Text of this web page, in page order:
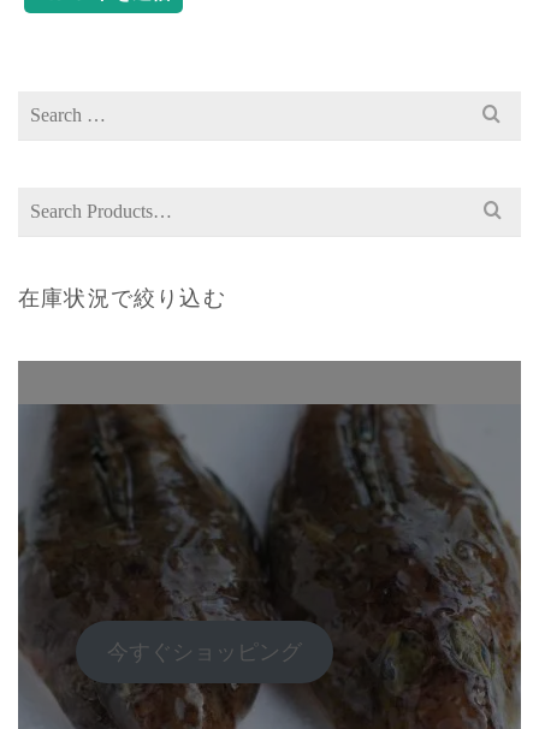
Search
Search
在庫状況で絞り込む
今すぐショッピング